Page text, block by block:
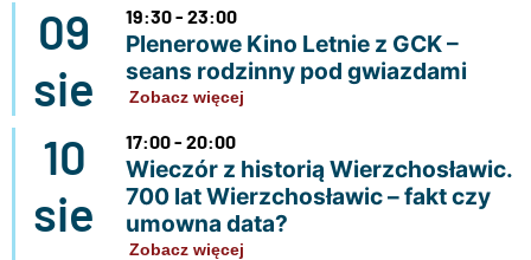
09
sie
19:30 - 23:00
Plenerowe Kino Letnie z GCK –
seans rodzinny pod gwiazdami
Zobacz więcej
10
sie
17:00 - 20:00
Wieczór z historią Wierzchosławic.
700 lat Wierzchosławic – fakt czy
umowna data?
Zobacz więcej